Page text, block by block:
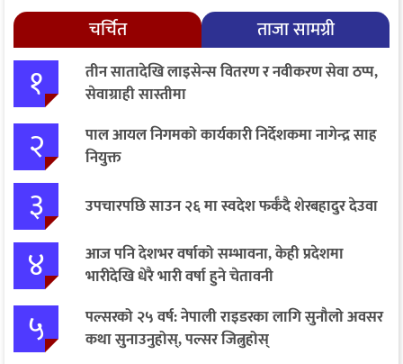
चर्चित ताजा सामग्री
१
तीन सातादेखि लाइसेन्स वितरण र नवीकरण सेवा ठप्प,
सेवाग्राही सास्तीमा
२
पाल आयल निगमको कार्यकारी निर्देशकमा नागेन्द्र साह
नियुक्त
३ उपचारपछि साउन २६ मा स्वदेश फर्कँदै शेरबहादुर देउवा
४
आज पनि देशभर वर्षाको सम्भावना, केही प्रदेशमा
भारीदेखि धेरै भारी वर्षा हुने चेतावनी
५
पल्सरको २५ वर्ष: नेपाली राइडरका लागि सुनौलो अवसर
कथा सुनाउनुहोस्, पल्सर जित्नुहोस्